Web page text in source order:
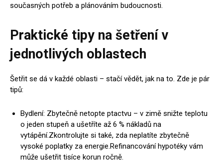
současných potřeb a plánováním budoucnosti.
Praktické tipy na šetření v
jednotlivých oblastech
Šetřit se dá v každé oblasti – stačí vědět, jak na to. Zde je pár
tipů:
Bydlení: Zbytečně netopte ptactvu – v zimě snižte teplotu
o jeden stupeň a ušetříte až 6 % nákladů na
vytápění.Zkontrolujte si také, zda neplatíte zbytečně
vysoké poplatky za energie.Refinancování hypotéky vám
může ušetřit tisíce korun ročně.